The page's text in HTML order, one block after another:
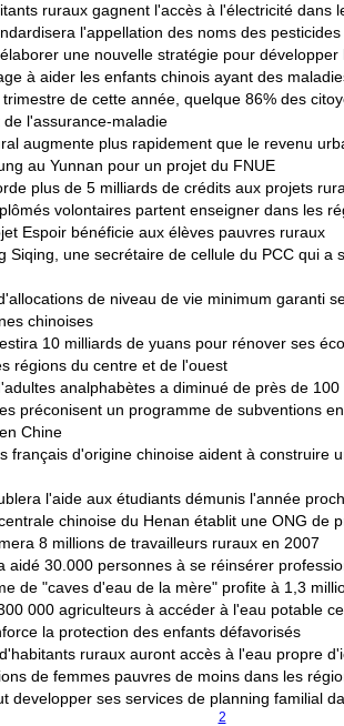
ruraux gagnent l'accès à l'électricité dans
l'appellation des noms des
une nouvelle stratégie pour développer
à aider les enfants chinois ayant des
de cette année, quelque 86% des
de l'assurance-maladie
augmente plus rapidement que le revenu
au Yunnan pour un projet du FNUE
plus de 5 milliards de crédits aux projets
volontaires partent enseigner dans les
Espoir bénéficie aux élèves pauvres ruraux
Siqing, une secrétaire de cellule du PCC qui a
de niveau de vie minimum garanti
chinoises
10 milliards de yuans pour rénover ses
régions du centre et de l'ouest
analphabètes a diminué de près de 100
préconisent un programme de subventions
Chine
français d'origine chinoise aident à construire
l'aide aux étudiants démunis l'année
chinoise du Henan établit une ONG de
8 millions de travailleurs ruraux en 2007
aidé 30.000 personnes à se réinsérer
de "caves d'eau de la mère" profite à 1,3
000 agriculteurs à accéder à l'eau potable
la protection des enfants défavorisés
ruraux auront accès à l'eau propre
de femmes pauvres de moins dans les
developper ses services de planning familial
2